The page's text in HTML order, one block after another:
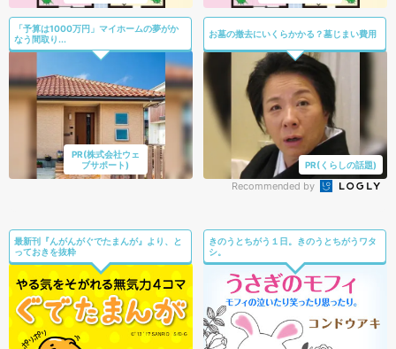
「予算は1000万円」マイホームの夢がか
なう間取り...
PR(株式会社ウェ
ブサポート)
お墓の撤去にいくらかかる？墓じまい費用
PR(くらしの話題)
Recommended by
最新刊『んがんがぐでたまんが』より、と
っておきを抜粋
きのうとちがう１日。きのうとちがうワタ
シ。